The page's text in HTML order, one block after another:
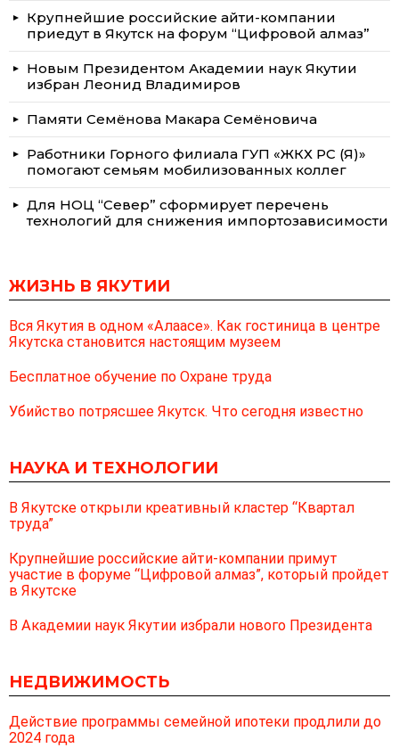
Крупнейшие российские айти-компании
приедут в Якутск на форум “Цифровой алмаз”
Новым Президентом Академии наук Якутии
избран Леонид Владимиров
Памяти Семёнова Макара Семёновича
Работники Горного филиала ГУП «ЖКХ РС (Я)»
помогают семьям мобилизованных коллег
Для НОЦ “Север” сформирует перечень
технологий для снижения импортозависимости
ЖИЗНЬ В ЯКУТИИ
Вся Якутия в одном «Алаасе». Как гостиница в центре
Якутска становится настоящим музеем
Бесплатное обучение по Охране труда
Убийство потрясшее Якутск. Что сегодня известно
НАУКА И ТЕХНОЛОГИИ
В Якутске открыли креативный кластер “Квартал
труда”
Крупнейшие российские айти-компании примут
участие в форуме “Цифровой алмаз”, который пройдет
в Якутске
В Академии наук Якутии избрали нового Президента
НЕДВИЖИМОСТЬ
Действие программы семейной ипотеки продлили до
2024 года